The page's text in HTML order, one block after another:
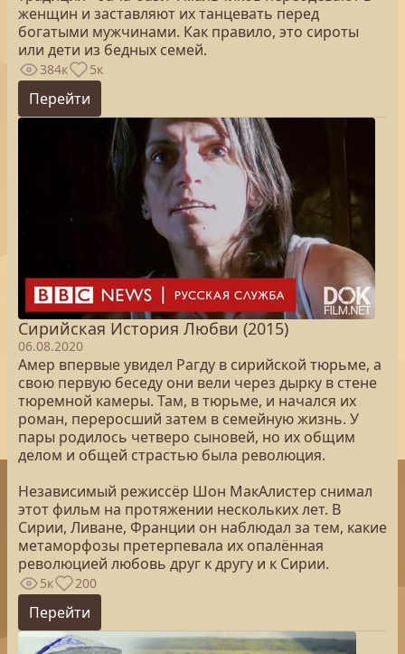
женщин и заставляют их танцевать перед
богатыми мужчинами. Как правило, это сироты
или дети из бедных семей.
384к 5к
Перейти
Сирийская История Любви (2015)
06.08.2020
Амер впервые увидел Рагду в сирийской тюрьме, а
свою первую беседу они вели через дырку в стене
тюремной камеры. Там, в тюрьме, и начался их
роман, переросший затем в семейную жизнь. У
пары родилось четверо сыновей, но их общим
делом и общей страстью была революция.
Независимый режиссёр Шон МакАлистер снимал
этот фильм на протяжении нескольких лет. В
Сирии, Ливане, Франции он наблюдал за тем, какие
метаморфозы претерпевала их опалённая
революцией любовь друг к другу и к Сирии.
5к 200
Перейти